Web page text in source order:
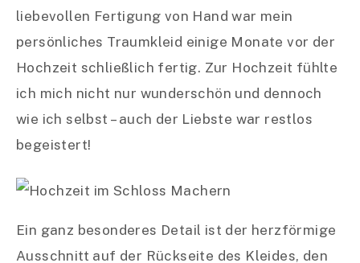
liebevollen Fertigung von Hand war mein
persönliches Traumkleid einige Monate vor der
Hochzeit schließlich fertig. Zur Hochzeit fühlte
ich mich nicht nur wunderschön und dennoch
wie ich selbst – auch der Liebste war restlos
begeistert!
Ein ganz besonderes Detail ist der herzförmige
Ausschnitt auf der Rückseite des Kleides, den